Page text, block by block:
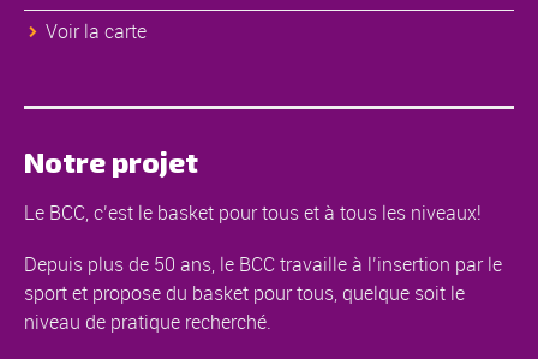
Voir la carte
Notre projet
Le BCC, c’est le basket pour tous et à tous les niveaux!
Depuis plus de 50 ans, le BCC travaille à l’insertion par le
sport et propose du basket pour tous, quelque soit le
niveau de pratique recherché.